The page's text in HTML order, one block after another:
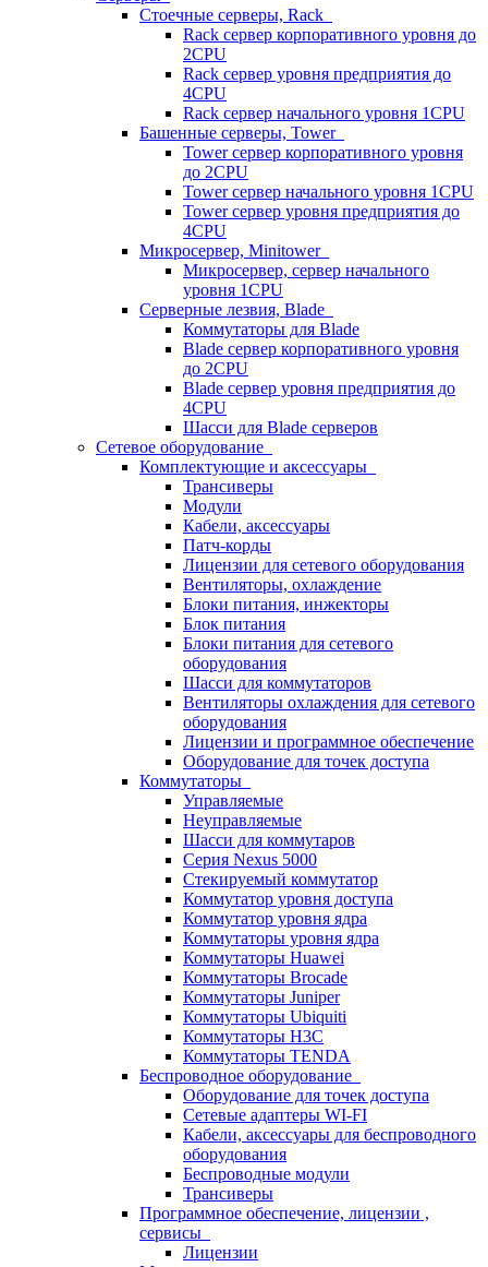
Стоечные серверы, Rack
Rack сервер корпоративного уровня до
2CPU
Rack сервер уровня предприятия до
4CPU
Rack сервер начального уровня 1CPU
Башенные серверы, Tower
Tower сервер корпоративного уровня
до 2CPU
Tower сервер начального уровня 1CPU
Tower сервер уровня предприятия до
4CPU
Микросервер, Minitower
Микросервер, сервер начального
уровня 1CPU
Серверные лезвия, Blade
Коммутаторы для Blade
Blade сервер корпоративного уровня
до 2CPU
Blade сервер уровня предприятия до
4CPU
Шасси для Blade серверов
Сетевое оборудование
Комплектующие и аксессуары
Трансиверы
Модули
Кабели, аксессуары
Патч-корды
Лицензии для сетевого оборудования
Вентиляторы, охлаждение
Блоки питания, инжекторы
Блок питания
Блоки питания для сетевого
оборудования
Шасси для коммутаторов
Вентиляторы охлаждения для сетевого
оборудования
Лицензии и программное обеспечение
Оборудование для точек доступа
Коммутаторы
Управляемые
Неуправляемые
Шасси для коммутаров
Серия Nexus 5000
Стекируемый коммутатор
Коммутатор уровня доступа
Коммутатор уровня ядра
Коммутаторы уровня ядра
Коммутаторы Huawei
Коммутаторы Brocade
Коммутаторы Juniper
Коммутаторы Ubiquiti
Коммутаторы H3C
Коммутаторы TENDA
Беспроводное оборудование
Оборудование для точек доступа
Сетевые адаптеры WI-FI
Кабели, аксессуары для беспроводного
оборудования
Беспроводные модули
Трансиверы
Программное обеспечение, лицензии ,
сервисы
Лицензии